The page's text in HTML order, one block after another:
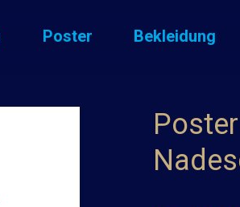
Poster Bekleidung